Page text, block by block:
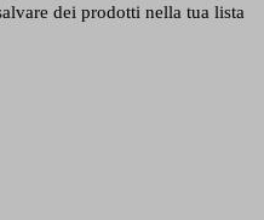
dei prodotti nella tua lista